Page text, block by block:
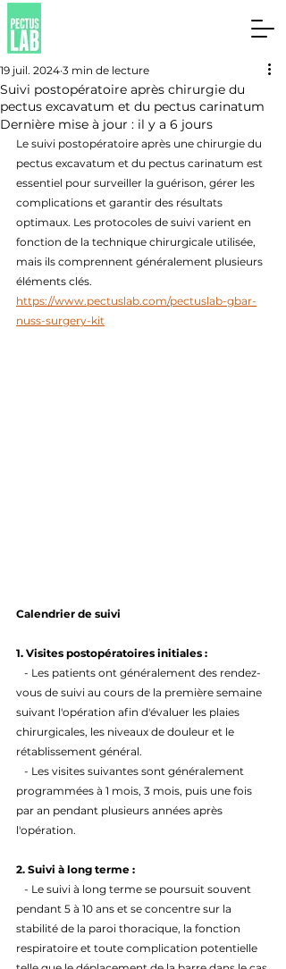
Suivi postopératoire après chirurgie du
pectus excavatum et du pectus carinatum
19 juil. 2024 3 min de lecture
Dernière mise à jour : il y a 6 jours
Le suivi postopératoire après une chirurgie du
pectus excavatum et du pectus carinatum est
essentiel pour surveiller la guérison, gérer les
complications et garantir des résultats
optimaux. Les protocoles de suivi varient en
fonction de la technique chirurgicale utilisée,
mais ils comprennent généralement plusieurs
éléments clés.
https://www.pectuslab.com/pectuslab-gbar-
nuss-surgery-kit
Calendrier de suivi
1. Visites postopératoires initiales :
vous de suivi au cours de la première semaine
suivant l'opération afin d'évaluer les plaies
chirurgicales, les niveaux de douleur et le
rétablissement général.
programmées à 1 mois, 3 mois, puis une fois
par an pendant plusieurs années après
l'opération.
2. Suivi à long terme :
pendant 5 à 10 ans et se concentre sur la
stabilité de la paroi thoracique, la fonction
respiratoire et toute complication potentielle